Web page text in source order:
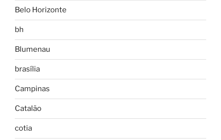
Belo Horizonte
bh
Blumenau
brasília
Campinas
Catalão
cotia